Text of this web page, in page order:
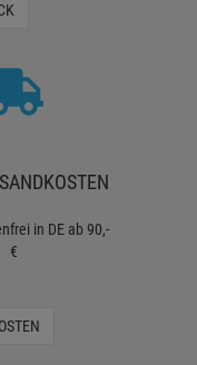
in DE ab 90,-
€